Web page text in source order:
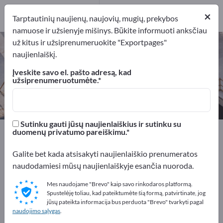
Arklidžių langai – raskite
gamintojus ir tiekėjus
Eksportuotojai Gamintojai
1
Gamintojai
Exportpages Žemės ir miškų ūkis
Reklamuokitės nemokamai
Exportpages!
Poreikiai – Pasiūlymai – Naudotos prekės – Verslo
kontaktai >> pradėkite čia
×
Tarptautinių naujienų, naujovių, mugių, prekybos
namuose ir užsienyje mišinys. Būkite informuoti anksčiau
už kitus ir užsiprenumeruokite "Exportpages"
naujienlaiškį.
Įveskite savo el. pašto adresą, kad
užsiprenumeruotumėte.
Sutinku gauti jūsų naujienlaiškius ir sutinku su
duomenų privatumo pareiškimu.
Galite bet kada atsisakyti naujienlaiškio prenumeratos
naudodamiesi mūsų naujienlaiškyje esančia nuoroda.
Mes naudojame "Brevo" kaip savo rinkodaros platformą.
Spustelėję toliau, kad pateiktumėte šią formą, patvirtinate, jog
jūsų pateikta informacija bus perduota "Brevo" tvarkyti pagal
naudojimo sąlygas.